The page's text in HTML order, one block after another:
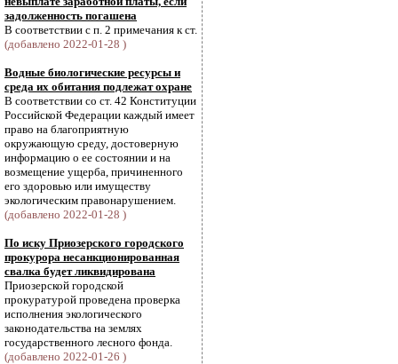
задолженность погашена
В соответствии с п. 2 примечания к ст.
(добавлено 2022-01-28 )
Водные биологические ресурсы и
среда их обитания подлежат охране
В соответствии со ст. 42 Конституции
Российской Федерации каждый имеет
право на благоприятную
окружающую среду, достоверную
информацию о ее состоянии и на
возмещение ущерба, причиненного
его здоровью или имуществу
экологическим правонарушением.
(добавлено 2022-01-28 )
По иску Приозерского городского
прокурора несанкционированная
свалка будет ликвидирована
Приозерской городской
прокуратурой проведена проверка
исполнения экологического
законодательства на землях
государственного лесного фонда.
(добавлено 2022-01-26 )